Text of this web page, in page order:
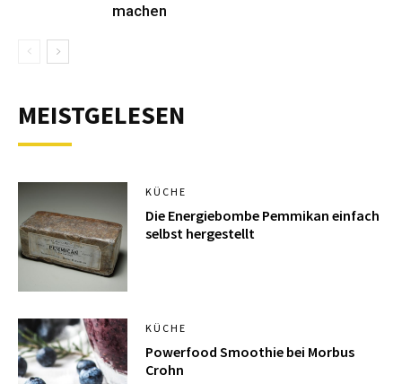
machen
MEISTGELESEN
KÜCHE
Die Energiebombe Pemmikan einfach
selbst hergestellt
KÜCHE
Powerfood Smoothie bei Morbus
Crohn